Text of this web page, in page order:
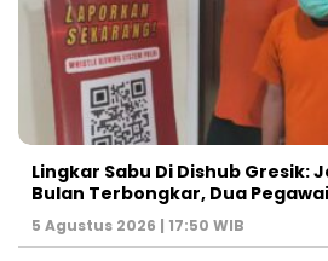
Lingkar Sabu Di Dishub Gresik:
Bulan Terbongkar, Dua
5 Agustus 2026 | 17:50 WIB